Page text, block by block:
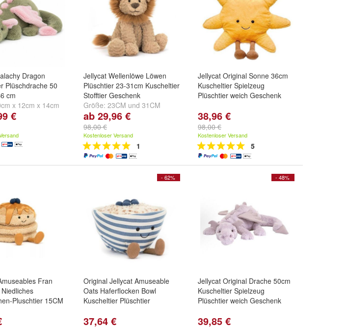
Dragon
Plüschdrache 50
cm
x 12cm x 14cm
19cm x 20cm
€
Jellycat Wellenlöwe Löwen
Plüschtier 23-31cm Kuscheltier
Stofftier Geschenk
Größe: 23CM und 31CM
ab 29,96 €
98,00 €
Kostenloser Versand
1
Jellycat Original Sonne 36cm
Kuscheltier Spielzeug
Plüschtier weich Geschenk
38,96 €
98,00 €
Kostenloser Versand
5
Fran
Pluschtier 15CM
- 62%
Original Jellycat Amuseable
Oats Haferflocken Bowl
Kuscheltier Plüschtier
37,64 €
- 48%
Jellycat Original Drache 50cm
Kuscheltier Spielzeug
Plüschtier weich Geschenk
39,85 €